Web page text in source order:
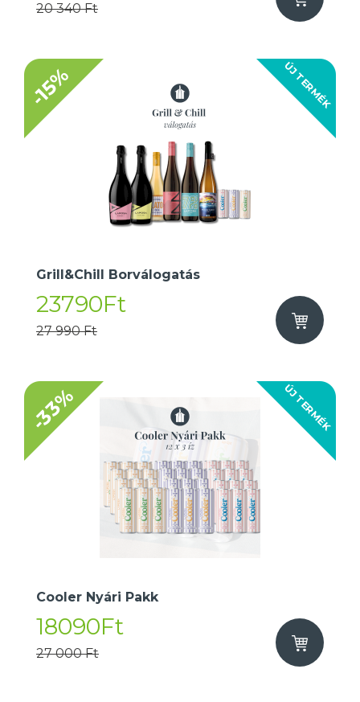
20 340 Ft
ÚJ TERMÉK
-15%
Grill&Chill Borválogatás
23790Ft
27 990 Ft
ÚJ TERMÉK
-33%
Cooler Nyári Pakk
18090Ft
27 000 Ft